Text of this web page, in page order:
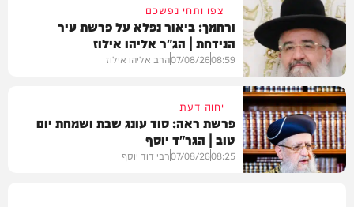
וידאו
וידאו
צפו ותחי נפשכם
ורחמך: ביאור נפלא על פרשת עיר
הנידחת | הג"ר אליהו אילוז
08:59
07/08/26הרב אליהו אילוז
יחוה דעת
פרשת ראה: סוד עונג שבת ושמחת יום
טוב | הגר"ד יוסף
08:25
07/08/26רבי דוד יוסף